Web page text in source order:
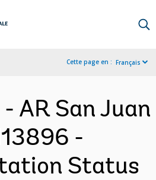
Cette page en : Français
AR San Juan
-
Status